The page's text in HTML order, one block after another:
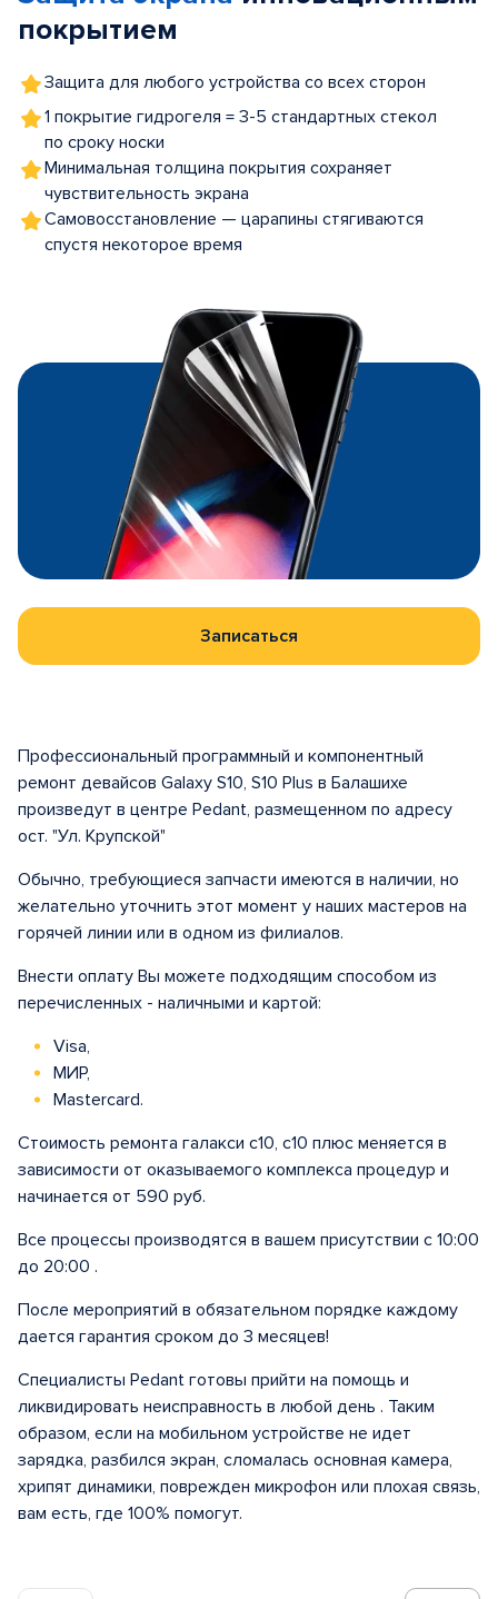
покрытием
Защита для любого устройства со всех сторон
1 покрытие гидрогеля = 3-5 стандартных стекол
по сроку носки
Минимальная толщина покрытия сохраняет
чувствительность экрана
Самовосстановление — царапины стягиваются
спустя некоторое время
Записаться
Профессиональный программный и компонентный
ремонт девайсов Galaxy S10, S10 Plus в Балашихе
произведут в центре Pedant, размещенном по адресу
ост. "Ул. Крупской"
Обычно, требующиеся запчасти имеются в наличии, но
желательно уточнить этот момент у наших мастеров на
горячей линии или в одном из филиалов.
Внести оплату Вы можете подходящим способом из
перечисленных - наличными и картой:
Visa,
МИР,
Mastercard.
Стоимость ремонта галакси с10, с10 плюс меняется в
зависимости от оказываемого комплекса процедур и
начинается от 590 руб.
Все процессы производятся в вашем присутствии с 10:00
до 20:00 .
После мероприятий в обязательном порядке каждому
дается гарантия сроком до 3 месяцев!
Специалисты Pedant готовы прийти на помощь и
ликвидировать неисправность в любой день . Таким
образом, если на мобильном устройстве не идет
зарядка, разбился экран, сломалась основная камера,
хрипят динамики, поврежден микрофон или плохая связь,
вам есть, где 100% помогут.